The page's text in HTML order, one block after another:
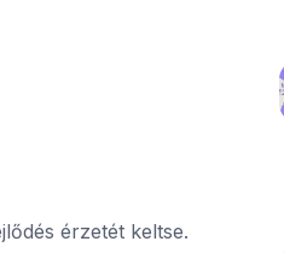
érzetét keltse.